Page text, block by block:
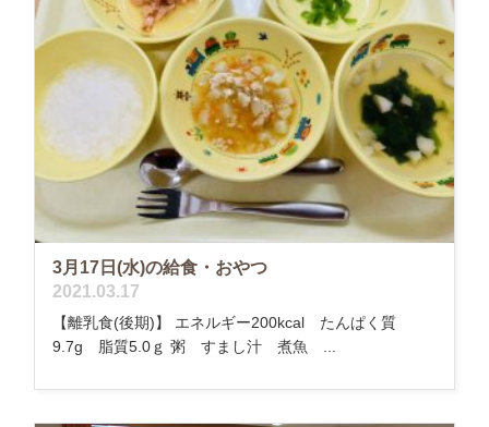
3月17日(水)の給食・おやつ
2021.03.17
【離乳食(後期)】 エネルギー200kcal たんぱく質
9.7g 脂質5.0ｇ 粥 すまし汁 煮魚 ...